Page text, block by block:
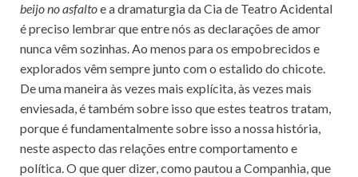
beijo no asfaltoe a dramaturgia da Cia de Teatro Acidental
é preciso lembrar que entre nós as declarações de amor
nunca vêm sozinhas. Ao menos para os empobrecidos e
explorados vêm sempre junto com o estalido do chicote.
De uma maneira às vezes mais explícita, às vezes mais
enviesada, é também sobre isso que estes teatros tratam,
porque é fundamentalmente sobre isso a nossa história,
neste aspecto das relações entre comportamento e
política. O que quer dizer, como pautou a Companhia, que